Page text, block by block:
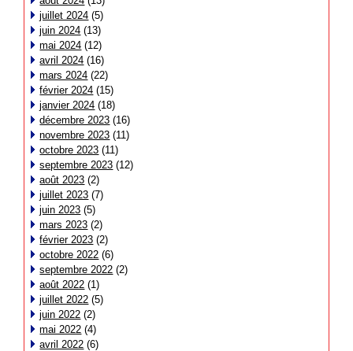
juillet 2024 (5)
juin 2024 (13)
mai 2024 (12)
avril 2024 (16)
mars 2024 (22)
février 2024 (15)
janvier 2024 (18)
décembre 2023 (16)
novembre 2023 (11)
octobre 2023 (11)
septembre 2023 (12)
août 2023 (2)
juillet 2023 (7)
juin 2023 (5)
mars 2023 (2)
février 2023 (2)
octobre 2022 (6)
septembre 2022 (2)
août 2022 (1)
juillet 2022 (5)
juin 2022 (2)
mai 2022 (4)
avril 2022 (6)